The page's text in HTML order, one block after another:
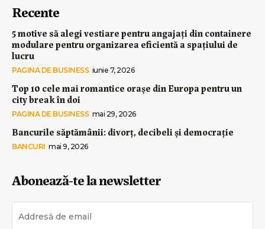
Recente
5 motive să alegi vestiare pentru angajați din containere
modulare pentru organizarea eficientă a spațiului de
lucru
PAGINA DE BUSINESS iunie 7, 2026
Top 10 cele mai romantice orașe din Europa pentru un
city break în doi
PAGINA DE BUSINESS mai 29, 2026
Bancurile săptămânii: divorț, decibeli și democrație
BANCURI mai 9, 2026
Abonează-te la newsletter